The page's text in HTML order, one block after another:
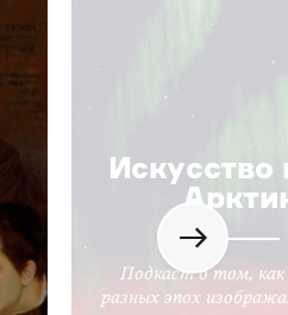
Искусство
Подкаст о том,
разных эпох